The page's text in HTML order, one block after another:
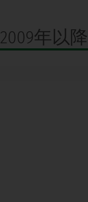
2009年以